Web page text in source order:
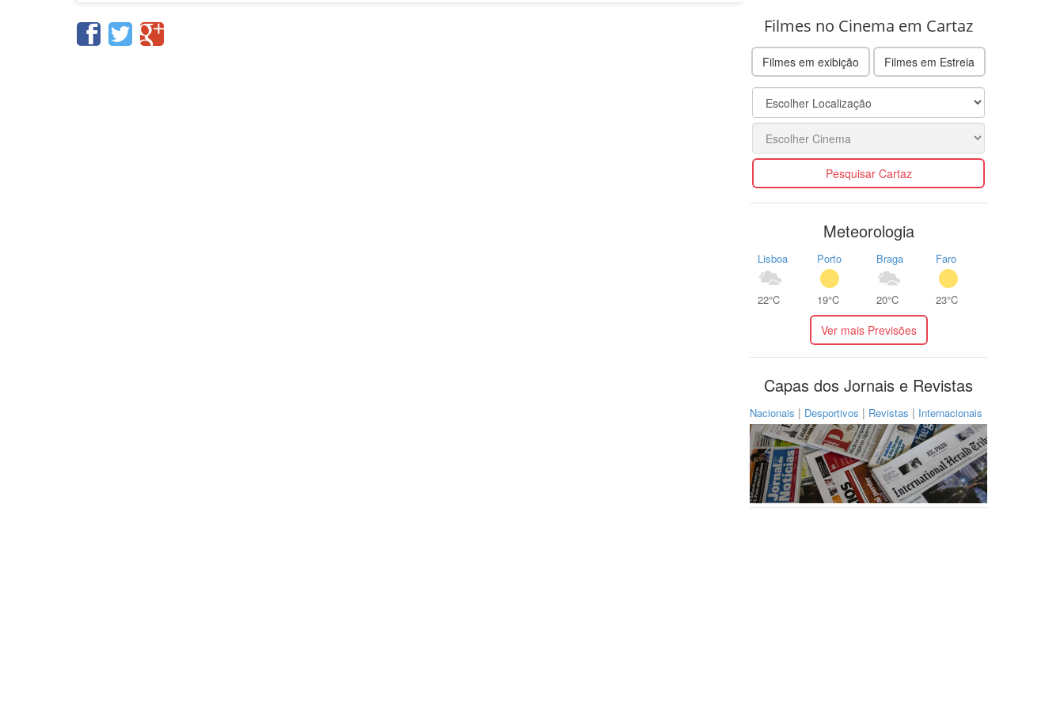
Filmes no Cinema em Cartaz
Filmes em exibição Filmes em Estreia
Pesquisar Cartaz
Meteorologia
Lisboa
22°C
Porto
19°C
Braga
20°C
Faro
23°C
Ver mais Previsões
Capas dos Jornais e Revistas
Nacionais | Desportivos | Revistas | Internacionais